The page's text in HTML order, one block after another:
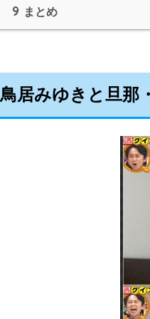
9 まとめ
鳥居みゆきと旦那